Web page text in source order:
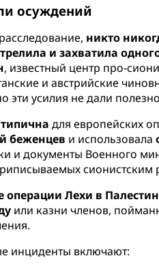
осуждений
никто
и захватила
, известный центр про-
и австрийские
эти усилия не дали
для европейских
беженцев и использовала
и документы Военного
операции Лехи в
или казни членов,
инциденты включают: